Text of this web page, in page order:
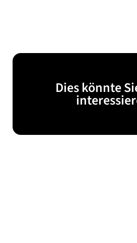
Dies könnte